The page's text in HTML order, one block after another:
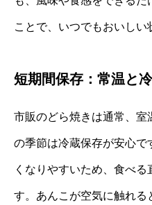
ことで、いつでもおいしい
短期間保存：常温と
市販のどら焼きは通常、室
の季節は冷蔵保存が安心で
くなりやすいため、食べ
す。あんこが空気に触れ